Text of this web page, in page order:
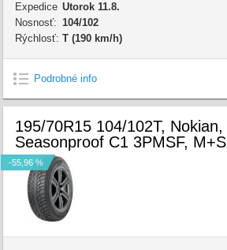
Expedice Utorok 11.8.
Nosnosť: 104/102
Rýchlosť: T (190 km/h)
Podrobné info
195/70R15 104/102T, Nokian,
Seasonproof C1 3PMSF, M+S
-55,96 %